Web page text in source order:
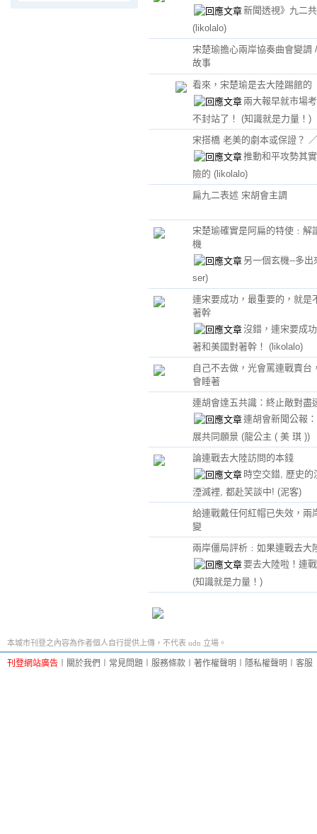
新聞透視》九二
(likolalo)
宋楚瑜擔心兩岸協奏曲會變調
故事
看來，宋楚瑜是去大陸踢館的
兩大報早就市場
不封站了！ (知識就是力量！)
宋搭橋 老美的劇本或保證？
推動和平攻勢其
險的 (likolalo)
扁九二表述 宋胡會主調
宋楚瑜確實是阿扁的特使﹕解
機
另一個玄機--多
ser)
連宋要成功，最重要的，就是
著幹
沒錯，連宋要成
著和美國對著幹！ (likolalo)
自己不去做，光會罵連戰賣台
會睡著
連胡會達五共識：終止敵對盡
連胡會新聞公報
展共同願景 (龍公主 ( 美 琪 ))
論連戰去大陸訪問的本錢
時空交錯, 歷史的
湮滅裡, 都赴笑談中! (泥客)
給連戰戴任何紅帽已失效，兩
變
兩岸僵局評析﹕如果連戰去大
要去大陸啦！連
(知識就是力量！)
本城市刊登之內容為作者個人自行提供上傳，不代表 udn 立場。
刊登網站廣告 關於我們 常見問題 服務條款 著作權聲明 隱私權聲明 客服